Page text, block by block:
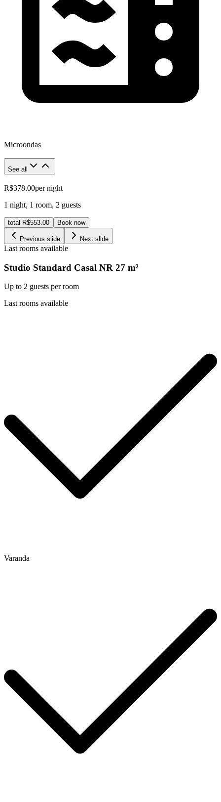
Microondas
See all
R$378.00per night
1 night, 1 room, 2 guests
total R$553.00 Book now
Previous slide Next slide
Last rooms available
Studio Standard Casal NR 27 m²
Up to 2 guests per room
Last rooms available
Varanda